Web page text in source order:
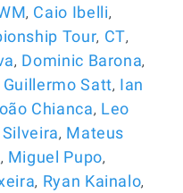
, Caio Ibelli,
Tour, CT,
, Dominic Barona,
Guillermo Satt, Ian
Chianca, Leo
, Mateus
, Miguel Pupo,
, Ryan Kainalo,